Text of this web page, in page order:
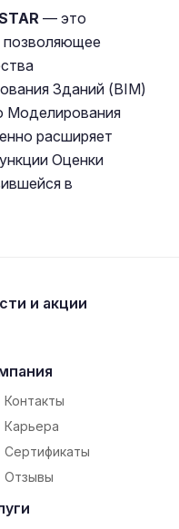
— это
позволяющее
Зданий (BIM)
Моделирования
расширяет
Оценки
в
и акции
Контакты
Карьера
Сертификаты
Отзывы